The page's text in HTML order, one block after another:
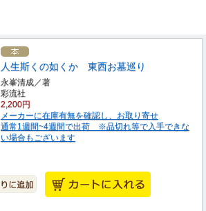
人生斯くの如くか 東西お墓巡り
永峯清成／著
彩流社
2,200円
メーカーに在庫有無を確認し、お取り寄せ
通常1週間~4週間で出荷 ※品切れ等で入手できな
い場合もございます